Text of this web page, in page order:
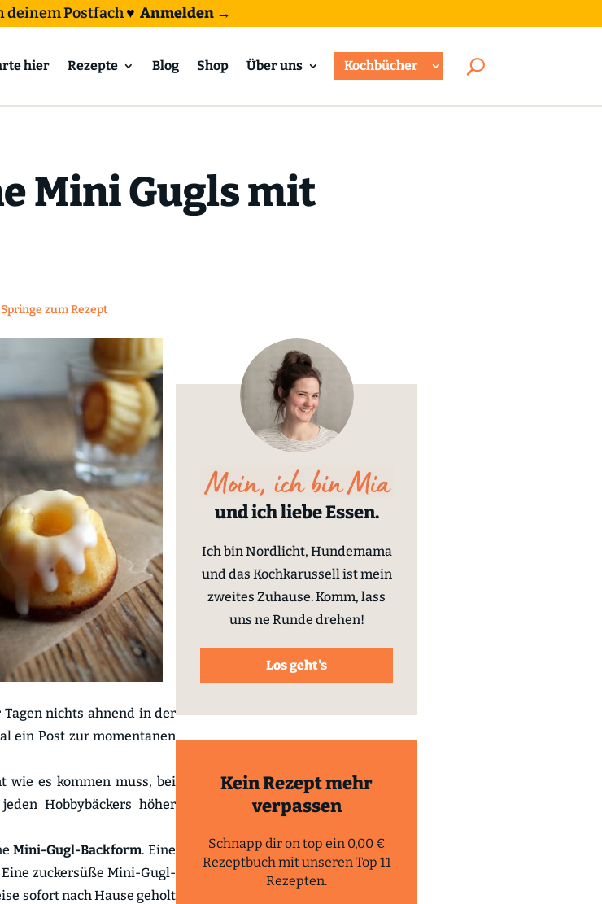
deinem Postfach♥ Anmelden →
hier Rezepte Blog Shop Über uns Kochbücher
Mini Gugls mit
Springe zum Rezept
nichts ahnend in der
ein Post zur momentanen
wie es kommen muss, bei
Hobbybäckers höher
Mini-Gugl-Backform. Eine
zuckersüße Mini-Gugl-
sofort nach Hause geholt
und ich liebe Essen.
Ich bin Nordlicht, Hundemama
und das Kochkarussell ist mein
zweites Zuhause. Komm, lass
uns ne Runde drehen!
Los geht's
Kein Rezept mehr
verpassen
Schnapp dir on top ein 0,00 €
Rezeptbuch mit unseren Top 11
Rezepten.